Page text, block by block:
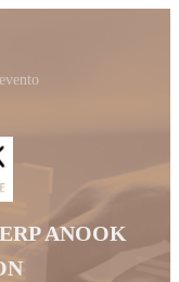
ANOOK